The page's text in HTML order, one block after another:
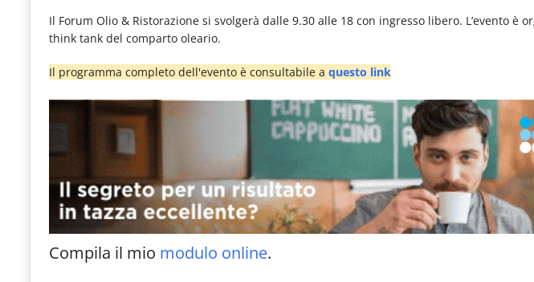
Il Forum Olio & Ristorazione si svolgerà dalle 9.30 alle 18 con ingresso libero. L’evento è
think tank del comparto oleario.
Il programma completo dell'evento è consultabile a questo link
Compila il mio modulo online.